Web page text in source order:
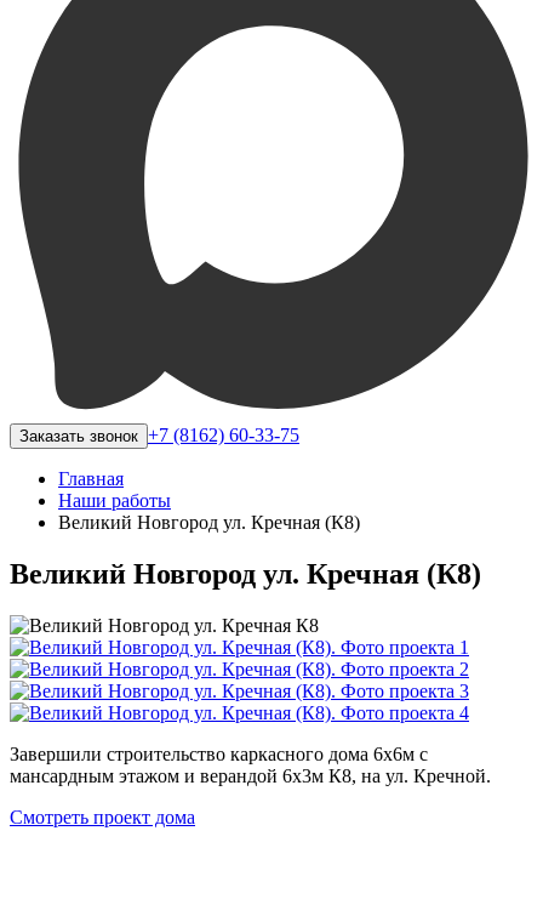
Заказать звонок +7 (8162) 60-33-75
Главная
Наши работы
Великий Новгород ул. Кречная (К8)
Великий Новгород ул. Кречная (К8)
Завершили строительство каркасного дома 6х6м с
мансардным этажом и верандой 6х3м К8, на ул. Кречной.
Смотреть проект дома